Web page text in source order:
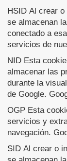
HSID Al crear
se almacenan
conectado a
servicios de
NID Esta
almacenar las
durante la
de Google.
OGP Esta
servicios y
navegación.
SID Al crear o